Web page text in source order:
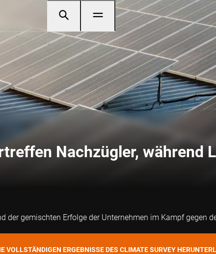
Nachzügler, während
der gemischten Erfolge der Unternehmen im Kampf gegen
VOLLSTÄNDIGEN ERGEBNISSE DES CLIMATE SURVEY